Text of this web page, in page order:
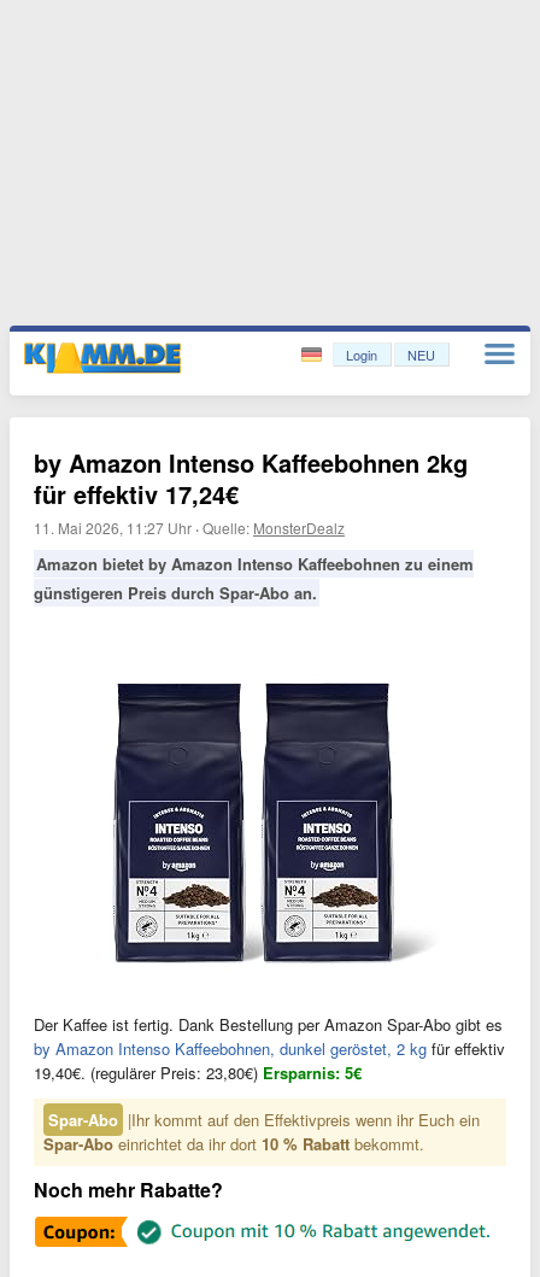
Login NEU
by Amazon Intenso Kaffeebohnen 2kg
für effektiv 17,24€
11. Mai 2026, 11:27 Uhr ·Quelle: MonsterDealz
Amazon bietet by Amazon Intenso Kaffeebohnen zu einem
günstigeren Preis durch Spar-Abo an.
Der Kaffee ist fertig. Dank Bestellung per Amazon Spar-Abo gibt es
by Amazon Intenso Kaffeebohnen, dunkel geröstet, 2 kg für effektiv
19,40€. (regulärer Preis: 23,80€) Ersparnis: 5€
Spar-Abo |Ihr kommt auf den Effektivpreis wenn ihr Euch ein
Spar-Aboeinrichtet da ihr dort 10 % Rabatt bekommt.
Noch mehr Rabatte?